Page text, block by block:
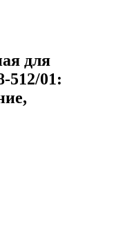
для
512/01: